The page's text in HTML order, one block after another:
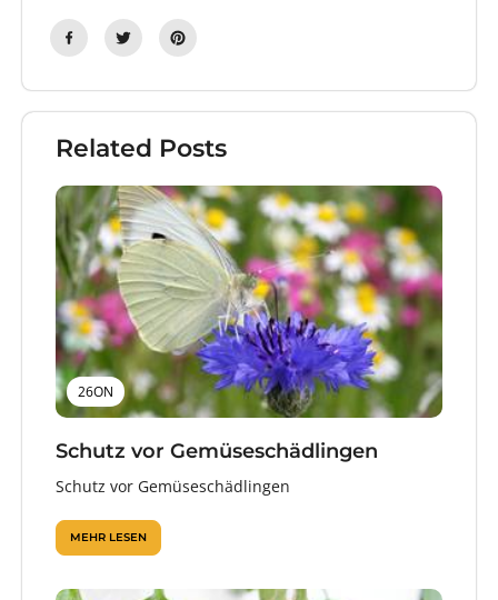
Related Posts
26ON
Schutz vor Gemüseschädlingen
Schutz vor Gemüseschädlingen
MEHR LESEN